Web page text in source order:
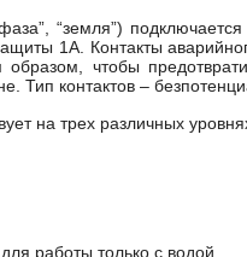
“земля”)
1А. Контакты
чтобы
Тип контактов –
на трех различных
работы только с водой